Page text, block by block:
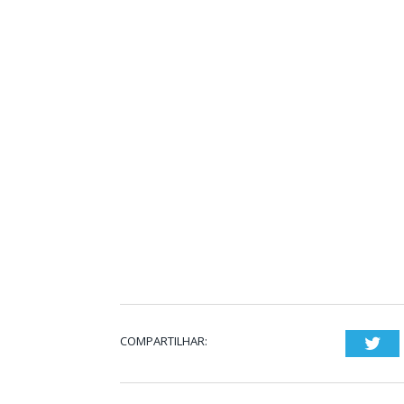
COMPARTILHAR: